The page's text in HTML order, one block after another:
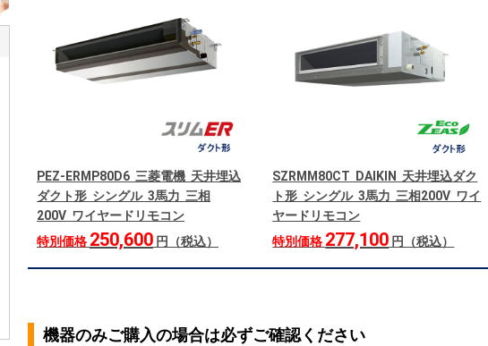
PEZ-ERMP80D6 三菱電機 天井埋込
ダクト形 シングル 3馬力 三相
200V ワイヤードリモコン
特別価格 250,600 円（税込）
SZRMM80CT DAIKIN 天井埋込ダク
ト形 シングル 3馬力 三相200V ワイ
ヤードリモコン
特別価格 277,100 円（税込）
機器のみご購入の場合は必ずご確認ください